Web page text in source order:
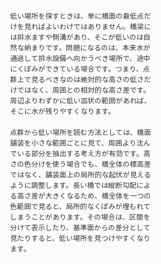
低い場所を探すときは、単に橋面の最低点だ
けを見ればよいわけではありません。橋梁に
は排水ますや側溝があり、そこが低いのは自
然な納まりです。問題になるのは、本来水が
通過して排水設備へ向かうべき場所で、途中
にくぼみができている場合です。つまり、点
群上で見るべきなのは絶対的な高さの低さだ
けではなく、周囲との相対的な高さ差です。
周辺よりわずかに低い皿状の範囲があれば、
そこに水が残りやすくなります。
点群から低い場所を読む方法としては、橋面
舗装を小さな範囲ごとに見て、周囲より沈ん
でいる部分を抽出する考え方が有効です。高
さの色分けを使う場合でも、橋全体の標高差
ではなく、舗装面上の局所的な起伏が見える
ように調整します。長い橋では縦断勾配によ
る高さ差が大きくなるため、橋全体を一つの
色範囲で見ると、局所的なくぼみが埋もれて
しまうことがあります。その場合は、区間を
分けて表示したり、基準面からの差分として
見たりすると、低い場所を見つけやすくなり
ます。